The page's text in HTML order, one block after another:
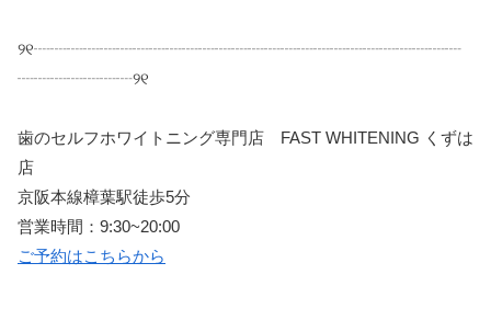
୨୧┈┈┈┈┈┈┈┈┈┈┈┈┈┈┈┈┈┈┈┈┈┈┈┈┈┈
┈┈┈┈┈┈┈୨୧
歯のセルフホワイトニング専門店 FAST WHITENING くずは
店
京阪本線樟葉駅徒歩5分
営業時間： 9:30~20:00
ご予約はこちらから